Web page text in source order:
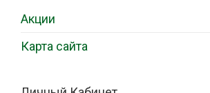
Акции
Карта сайта